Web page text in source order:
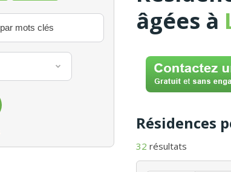
âgées à
Résidences
32 résultats